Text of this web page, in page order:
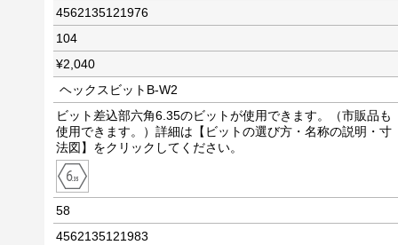
4562135121976
104
¥2,040
ヘックスビットB-W2
ビット差込部六角6.35のビットが使用できます。（市販品も
使用できます。）詳細は【ビットの選び方・名称の説明・寸
法図】をクリックしてください。
58
4562135121983